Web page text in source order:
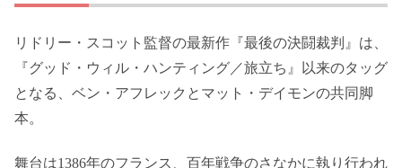
リドリー・スコット監督の最新作『最後の決闘裁判』は、
『グッド・ウィル・ハンティング／旅立ち』以来のタッグ
となる、ベン・アフレックとマット・デイモンの共同脚
本。
舞台は1386年のフランス、百年戦争のさなかに執り行われ